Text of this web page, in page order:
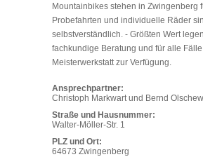
Mountainbikes stehen in Zwingenberg
Probefahrten und individuelle Räder
selbstverständlich. - Größten Wert
fachkundige Beratung und für alle
Meisterwerkstatt zur Verfügung.
Ansprechpartner:
Christoph Markwart und Bernd
Straße und Hausnummer:
Walter-Möller-Str. 1
PLZ und Ort:
64673 Zwingenberg